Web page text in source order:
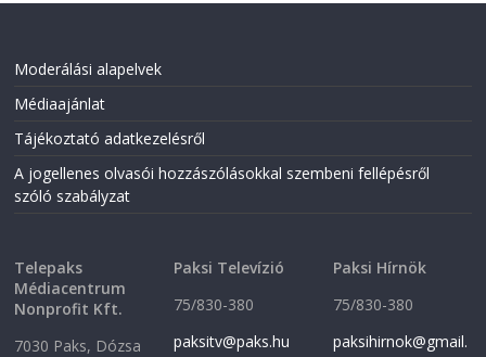
Moderálási alapelvek
Médiaajánlat
Tájékoztató adatkezelésről
A jogellenes olvasói hozzászólásokkal szembeni fellépésről
szóló szabályzat
Telepaks
Médiacentrum
Nonprofit Kft.
7030 Paks, Dózsa
Paksi Televízió
75/830-380
paksitv@paks.hu
Paksi Hírnök
75/830-380
paksihirnok@gmail.